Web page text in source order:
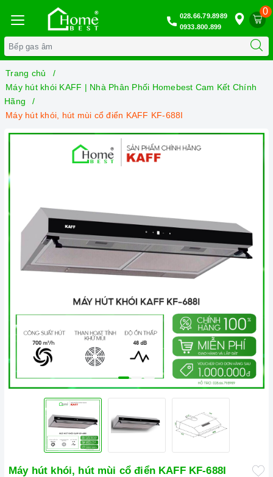
0
028.66.79.8989
0933.800.899
Trang chủ
Máy hút khói KAFF | Nhà Phân Phối Homebest Cam Kết Chính
Hãng
Máy hút khói, hút mùi cổ điển KAFF KF-688I
Máy hút khói, hút mùi cổ điển KAFF KF-688I